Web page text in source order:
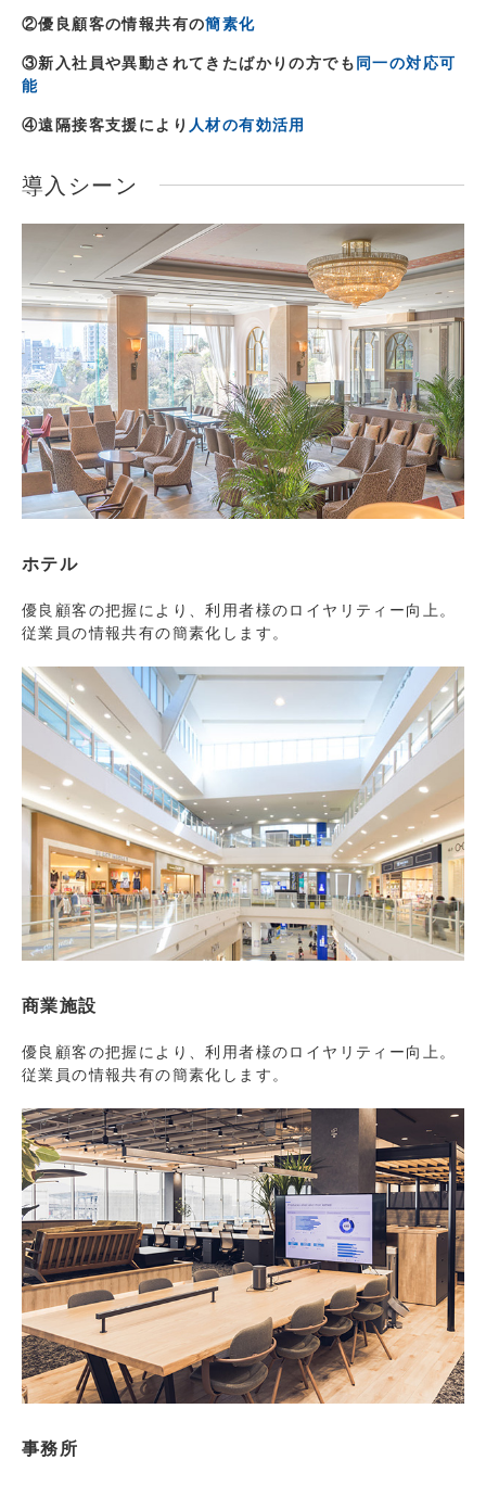
②優良顧客の情報共有の簡素化
③新入社員や異動されてきたばかりの方でも 同一の対応可
能
④遠隔接客支援により 人材の有効活用
導入シーン
ホテル
優良顧客の把握により、利用者様のロイヤリティー向上。
従業員の情報共有の簡素化します。
商業施設
優良顧客の把握により、利用者様のロイヤリティー向上。
従業員の情報共有の簡素化します。
事務所